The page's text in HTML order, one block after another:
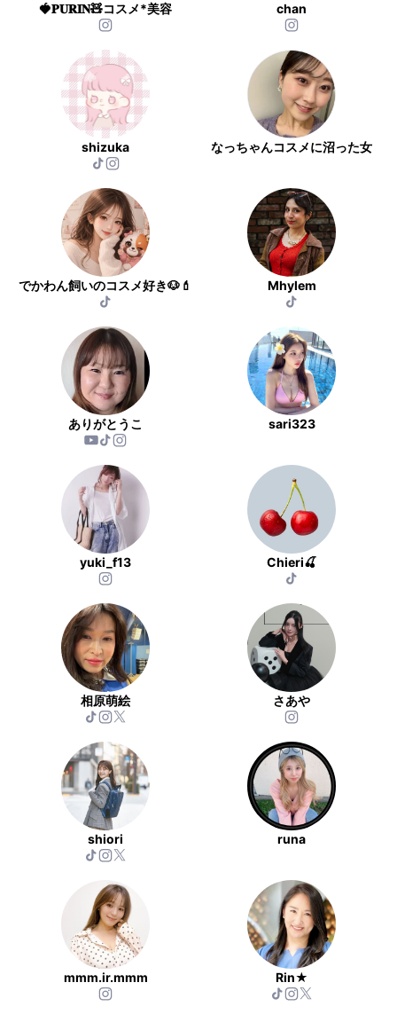
🍓𝐏𝐔𝐑𝐈𝐍🧸コスメ*美容 chan
shizuka なっちゃんコスメに沼った女
でかわん飼いのコスメ好き🐶💄 Mhylem
ありがとうこ sari323
yuki_f13 Chieri🍒
相原萌絵 さあや
shiori runa
mmm.ir.mmm Rin★